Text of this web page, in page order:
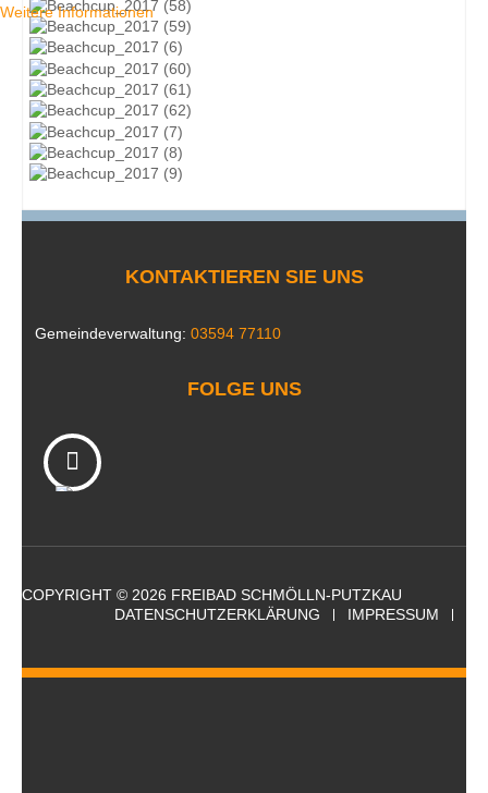
KONTAKTIEREN SIE UNS
Gemeindeverwaltung: 03594 77110
FOLGE UNS
COPYRIGHT © 2026 FREIBAD SCHMÖLLN-PUTZKAU
DATENSCHUTZERKLÄRUNG
IMPRESSUM
Weitere Informationen